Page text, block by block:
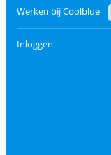
Werken bij Coolblue
Inloggen